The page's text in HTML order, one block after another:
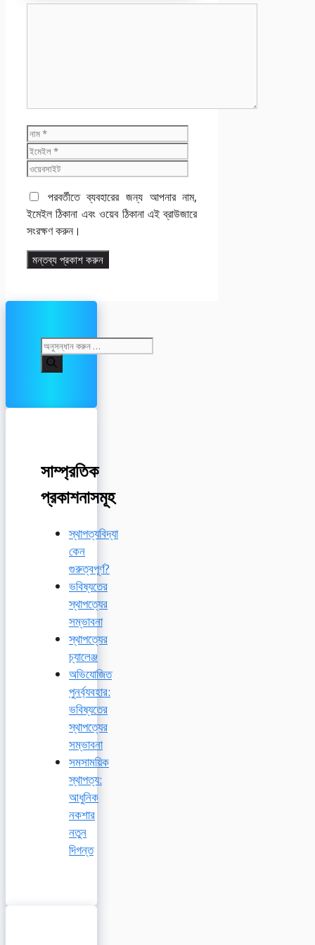
নাম
পরবর্তীতে ব্যবহারের জন্য আপনার নাম,
ইমেইল ঠিকানা এবং ওয়েব ঠিকানা এই ব্রাউজারে
সংরক্ষণ করুন।
অনুসন্ধানঃ
সাম্প্রতিক
প্রকাশনাসমূহ
স্থাপত্যবিদ্যা
কেন
গুরুত্বপূর্ণ?
ভবিষ্যতের
স্থাপত্যের
সম্ভাবনা
স্থাপত্যের
চ্যালেঞ্জ
অভিযোজিত
পুনর্ব্যবহার:
ভবিষ্যতের
স্থাপত্যের
সম্ভাবনা
সমসাময়িক
স্থাপত্য:
আধুনিক
নকশার
নতুন
দিগন্ত